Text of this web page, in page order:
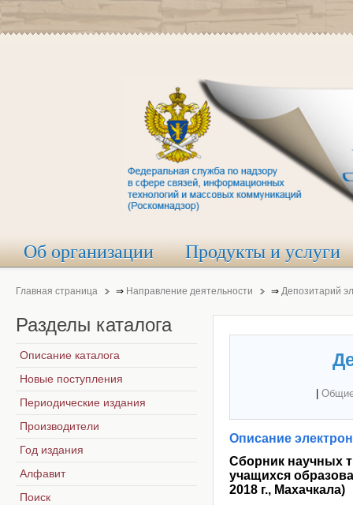
Об организации Продукты и услуги
Главная страница ⇒ Направление деятельности ⇒ Депозитарий
Описание
Сборник научных
учащихся
2018 г., Махачкала)
Разделы каталога
Описание каталога
Новые поступления
Периодические издания
Производители
Год издания
Алфавит
Поиск